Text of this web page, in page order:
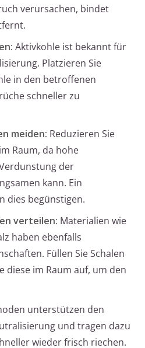
verursachen, bindet
Aktivkohle ist bekannt für
Platzieren Sie
in den betroffenen
schneller zu
meiden: Reduzieren Sie
Raum, da hohe
der
kann. Ein
dies begünstigen.
verteilen: Materialien wie
haben ebenfalls
Füllen Sie Schalen
diese im Raum auf, um den
unterstützen den
und tragen dazu
wieder frisch riechen.